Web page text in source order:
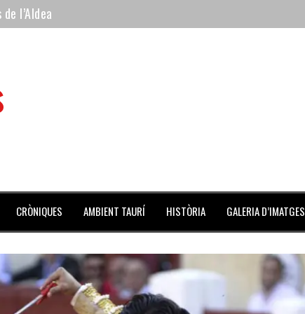
l’Aldea
premiado como el novillo más bravo en San Adrián
CRÒNIQUES AMBIENT TAURÍ HISTÒRIA GALERIA D’IMATGES